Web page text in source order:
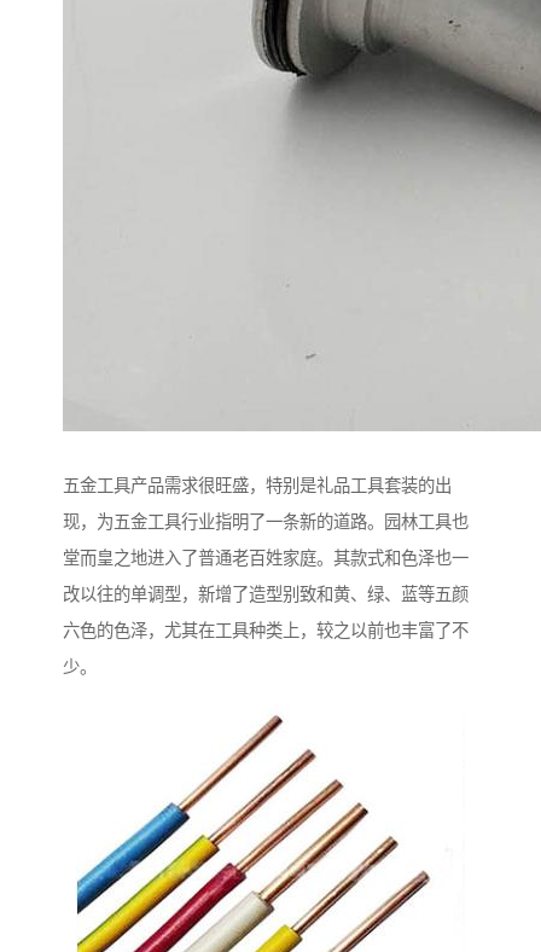
五金工具产品需求很旺盛，特别是礼品工具套装的出
现，为五金工具行业指明了一条新的道路。园林工具也
堂而皇之地进入了普通老百姓家庭。其款式和色泽也一
改以往的单调型，新增了造型别致和黄、绿、蓝等五颜
六色的色泽，尤其在工具种类上，较之以前也丰富了不
少。